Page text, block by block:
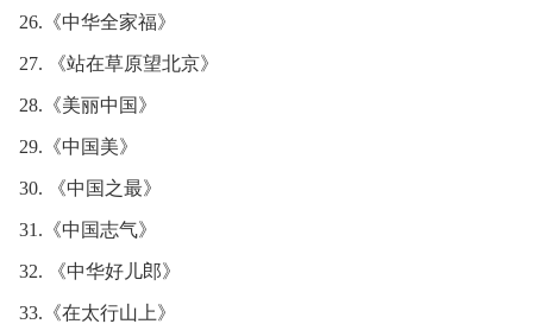
26.《中华全家福》
27. 《站在草原望北京》
28.《美丽中国》
29.《中国美》
30. 《中国之最》
31.《中国志气》
32. 《中华好儿郎》
33.《在太行山上》